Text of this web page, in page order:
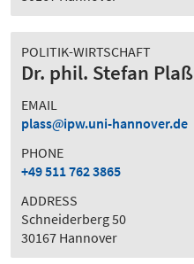
POLITIK-WIRTSCHAFT
Dr. phil. Stefan Plaß
EMAIL
plass
ipw.uni-hannover.de
PHONE
+49 511 762 3865
ADDRESS
Schneiderberg 50
30167 Hannover